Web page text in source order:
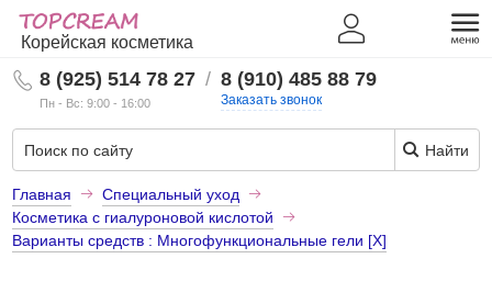
Корейская косметика
8 (925) 514 78 27
Пн - Вс: 9:00 - 16:00
/ 8 (910) 485 88 79
Заказать звонок
Найти
Главная
Специальный уход
Косметика с гиалуроновой кислотой
Варианты средств : Многофункциональные гели [X]